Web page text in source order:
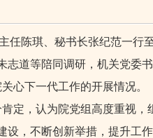
任陈琪、秘书长张纪范一
道等陪同调研，机关党委书
心下一代工作的开展情况。
定，认为院党组高度重视
，不断创新举措，提升工作